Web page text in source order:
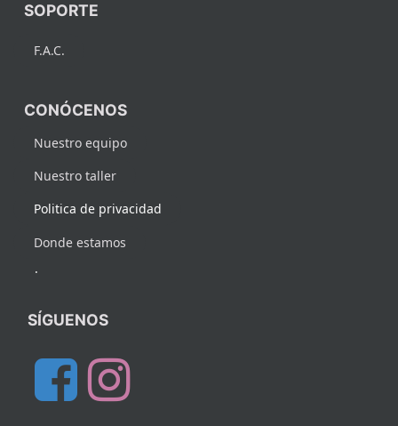
SOPORTE
F.A.C.
CONÓCENOS
Nuestro equipo
Nuestro taller
Politica de privacidad
Donde estamos
.
SÍGUENOS